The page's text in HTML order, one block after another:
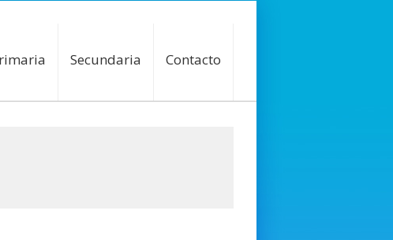
Secundaria Contacto